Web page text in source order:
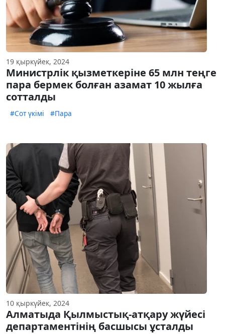
19 қыркүйек, 2024
Министрлік қызметкеріне 65 млн теңге
пара бермек болған азамат 10 жылға
сотталды
#Сот үкімі #Пара
10 қыркүйек, 2024
Алматыда Қылмыстық-атқару жүйесі
департаментінің басшысы ұсталды